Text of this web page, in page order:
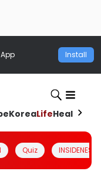
Install
KoreaLifeHealth
Quiz INSIDENESIA